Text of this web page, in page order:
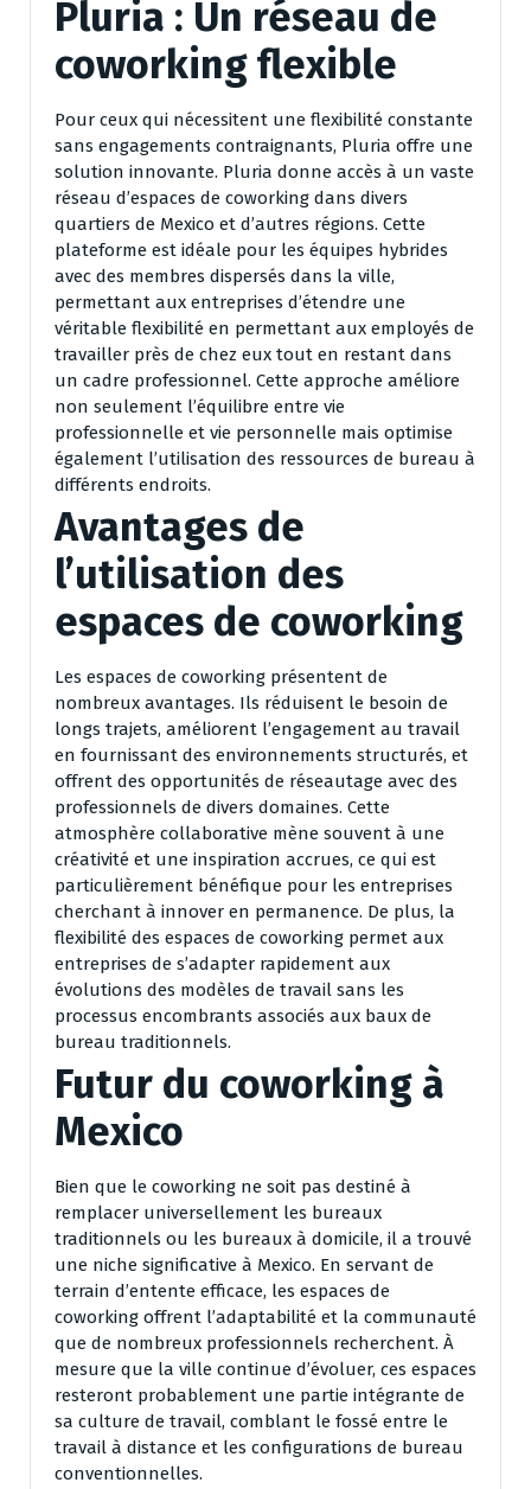
Pluria : Un réseau de
coworking flexible
Pour ceux qui nécessitent une flexibilité constante
sans engagements contraignants, Pluria offre une
solution innovante. Pluria donne accès à un vaste
réseau d’espaces de coworking dans divers
quartiers de Mexico et d’autres régions. Cette
plateforme est idéale pour les équipes hybrides
avec des membres dispersés dans la ville,
permettant aux entreprises d’étendre une
véritable flexibilité en permettant aux employés de
travailler près de chez eux tout en restant dans
un cadre professionnel. Cette approche améliore
non seulement l’équilibre entre vie
professionnelle et vie personnelle mais optimise
également l’utilisation des ressources de bureau à
différents endroits.
Avantages de
l’utilisation des
espaces de coworking
Les espaces de coworking présentent de
nombreux avantages. Ils réduisent le besoin de
longs trajets, améliorent l’engagement au travail
en fournissant des environnements structurés, et
offrent des opportunités de réseautage avec des
professionnels de divers domaines. Cette
atmosphère collaborative mène souvent à une
créativité et une inspiration accrues, ce qui est
particulièrement bénéfique pour les entreprises
cherchant à innover en permanence. De plus, la
flexibilité des espaces de coworking permet aux
entreprises de s’adapter rapidement aux
évolutions des modèles de travail sans les
processus encombrants associés aux baux de
bureau traditionnels.
Futur du coworking à
Mexico
Bien que le coworking ne soit pas destiné à
remplacer universellement les bureaux
traditionnels ou les bureaux à domicile, il a trouvé
une niche significative à Mexico. En servant de
terrain d’entente efficace, les espaces de
coworking offrent l’adaptabilité et la communauté
que de nombreux professionnels recherchent. À
mesure que la ville continue d’évoluer, ces espaces
resteront probablement une partie intégrante de
sa culture de travail, comblant le fossé entre le
travail à distance et les configurations de bureau
conventionnelles.